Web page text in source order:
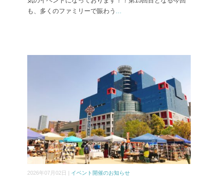
も、多くのファミリーで賑わう ...
2026年07月02日 | イベント開催のお知らせ